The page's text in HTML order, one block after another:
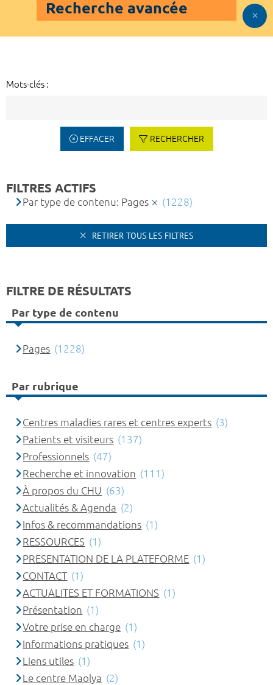
Recherche avancée
Mots-clés :
EFFACER RECHERCHER
FILTRES ACTIFS
Par type de contenu: Pages (1228)
RETIRER TOUS LES FILTRES
FILTRE DE RÉSULTATS
Par type de contenu
Pages (1228)
Par rubrique
Centres maladies rares et centres experts (3)
Patients et visiteurs (137)
Professionnels (47)
Recherche et innovation (111)
À propos du CHU (63)
Actualités & Agenda (2)
Infos & recommandations (1)
RESSOURCES (1)
PRESENTATION DE LA PLATEFORME (1)
CONTACT (1)
ACTUALITES ET FORMATIONS (1)
Présentation (1)
Votre prise en charge (1)
Informations pratiques (1)
Liens utiles (1)
Le centre Maolya (2)